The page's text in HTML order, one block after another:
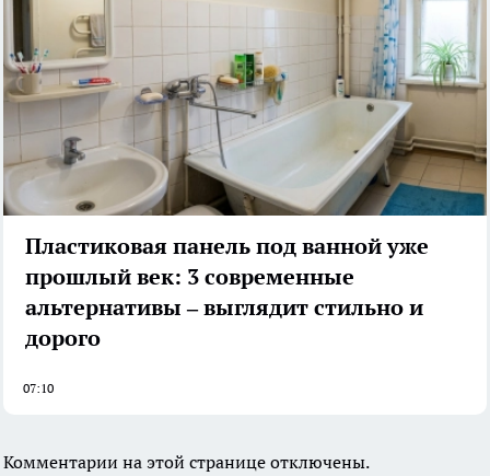
Пластиковая панель под ванной уже
прошлый век: 3 современные
альтернативы – выглядит стильно и
дорого
07:10
Комментарии на этой странице отключены.